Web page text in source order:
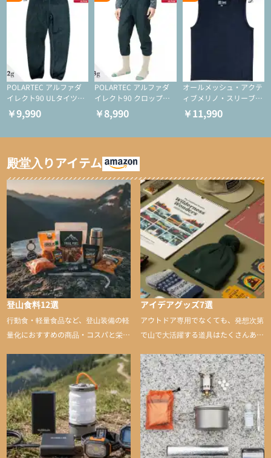
POLARTEC アルファダ
イレクト90 ULタイツ
（アクティブインサレー
ション/テント泊用パジ
￥9,990
POLARTEC アルファダ
イレクト90 クロップド
ULタイツ（アクティブ
インサレーション/テン
￥8,990
オールメッシュ・アクテ
ィブメリノ・スリーブレ
ス
￥11,990
殿堂入りアイテム
登山食料12選
行動食・軽量食品など、登山装備の軽
量化におすすめの商品・コスパと栄養
アイデアグッズ7選
アウトドア専用でなくても、発想次第
で山で大活躍する道具はたくさんあり
山に持ち込むと快適性や安心感をグッ
と引き上げてくれる――そんな意外性
のあるアイテムを紹介